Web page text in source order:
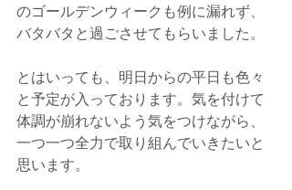
のゴールデンウィークも例に漏れず、
バタバタと過ごさせてもらいました。
とはいっても、明日からの平日も色々
と予定が入っております。気を付けて
体調が崩れないよう気をつけながら、
一つ一つ全力で取り組んでいきたいと
思います。